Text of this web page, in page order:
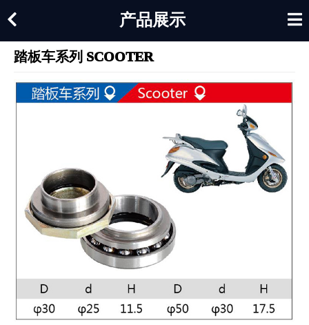
产品展示
踏板车系列 SCOOTER